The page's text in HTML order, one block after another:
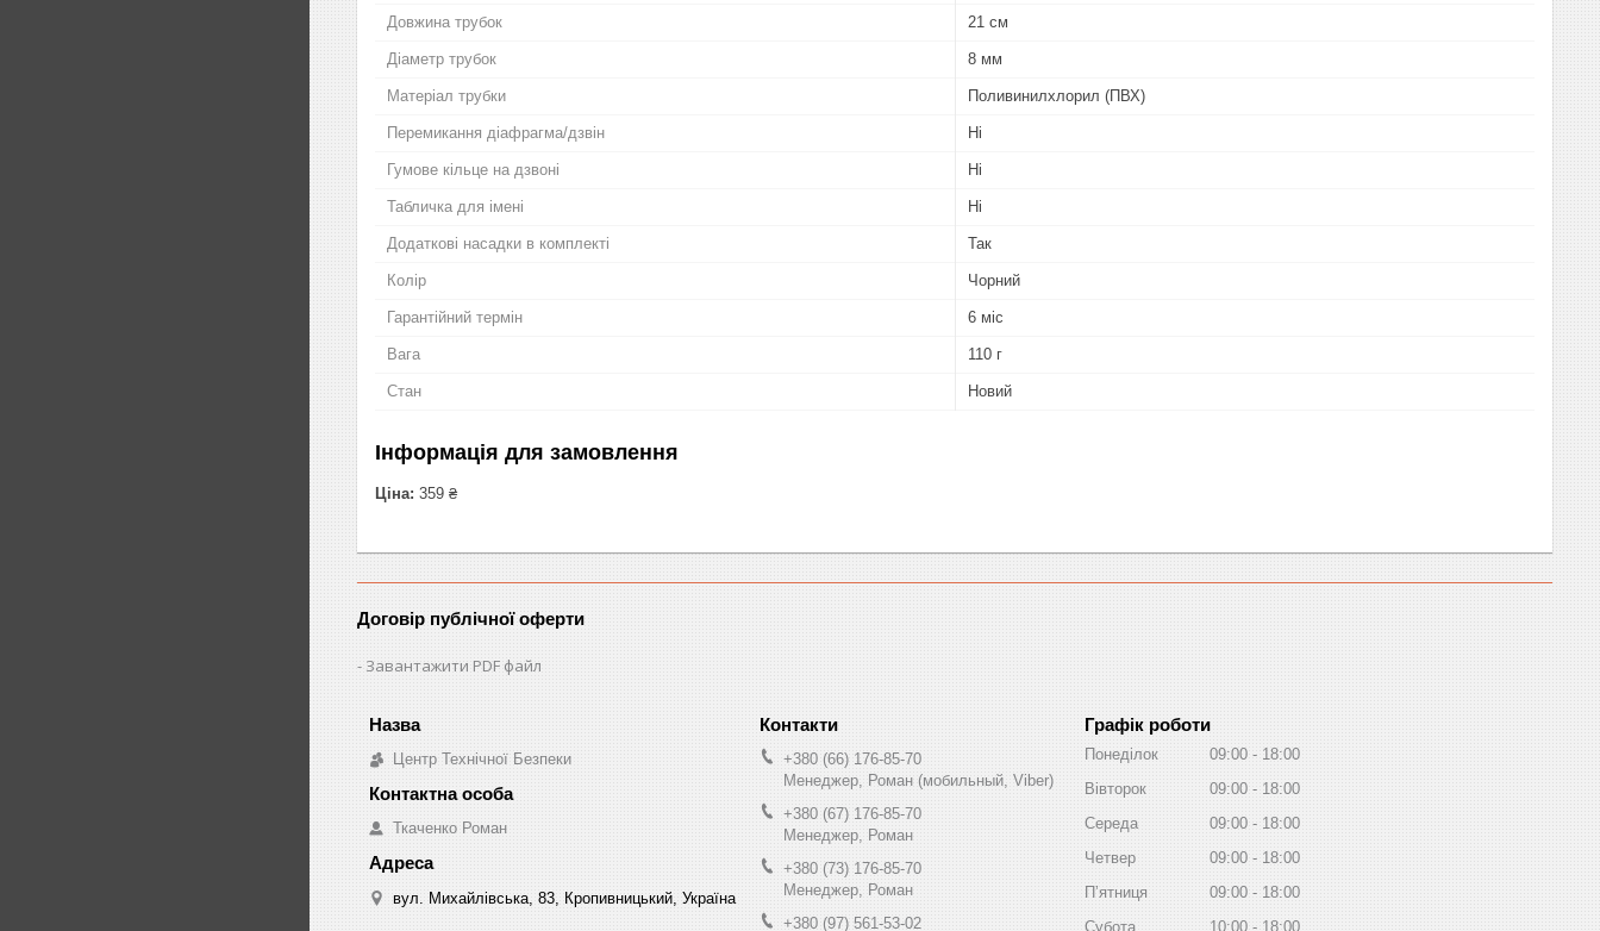
Довжина трубок 21 см
Діаметр трубок 8 мм
Матеріал трубки Поливинилхлорил (ПВХ)
Перемикання діафрагма/дзвін Ні
Гумове кільце на дзвоні Ні
Табличка для імені Ні
Додаткові насадки в комплекті Так
Колір Чорний
Гарантійний термін 6 міс
Вага 110 г
Стан Новий
Інформація для замовлення
Ціна: 359 ₴
Договір публічної оферти
Завантажити PDF файл
Центр Технічної Безпеки
Ткаченко Роман
вул. Михайлівська, 83, Кропивницький, Україна
+380 (66) 176-85-70
Менеджер, Роман (мобильный, Viber)
+380 (67) 176-85-70
Менеджер, Роман
+380 (73) 176-85-70
Менеджер, Роман
+380 (97) 561-53-02
Графік роботи
Понеділок 09:00
18:00
Вівторок
09:00
18:00
Середа
09:00
18:00
Четвер
09:00
18:00
Пʼятниця
09:00
18:00
Субота
10:00 18:00